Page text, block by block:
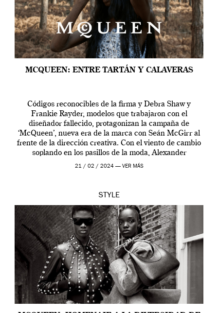
MCQUEEN: ENTRE TARTÁN Y CALAVERAS
Códigos reconocibles de la firma y Debra Shaw y
Frankie Rayder, modelos que trabajaron con el
diseñador fallecido, protagonizan la campaña de
‘McQueen’, nueva era de la marca con Seán McGirr al
frente de la dirección creativa. Con el viento de cambio
soplando en los pasillos de la moda, Alexander
McQueen se prepara para una […]
21 / 02 / 2024 — VER MÁS
STYLE